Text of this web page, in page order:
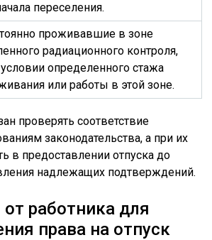
переселения.
проживавшие в зоне
радиационного контроля,
определенного стажа
или работы в этой зоне.
проверять соответствие
законодательства, а при их
в предоставлении отпуска до
надлежащих подтверждений.
работника для
права на отпуск